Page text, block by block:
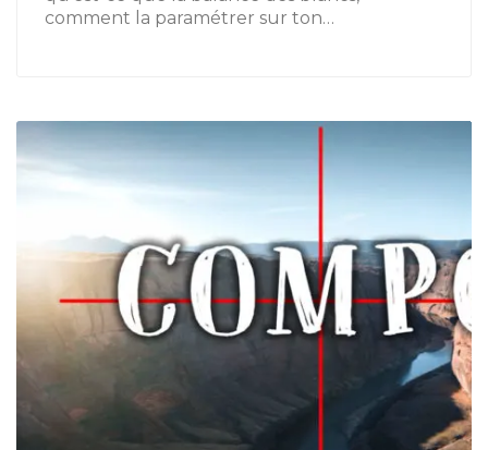
comment la paramétrer sur ton…